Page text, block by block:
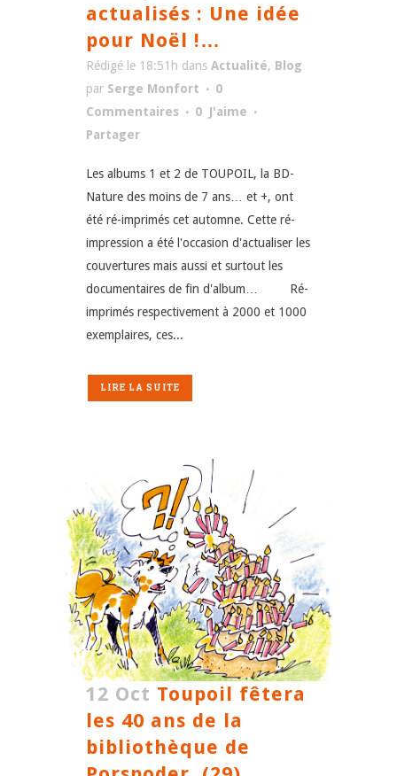
actualisés : Une idée
pour Noël !…
Rédigé le 18:51h dans Actualité, Blog
par Serge Monfort
0
Commentaires
0 J'aime
Partager
Les albums 1 et 2 de TOUPOIL, la BD-
Nature des moins de 7 ans… et +, ont
été ré-imprimés cet automne. Cette ré-
impression a été l'occasion d'actualiser les
couvertures mais aussi et surtout les
documentaires de fin d'album… Ré-
imprimés respectivement à 2000 et 1000
exemplaires, ces...
LIRE LA SUITE
12 Oct Toupoil fêtera
les 40 ans de la
bibliothèque de